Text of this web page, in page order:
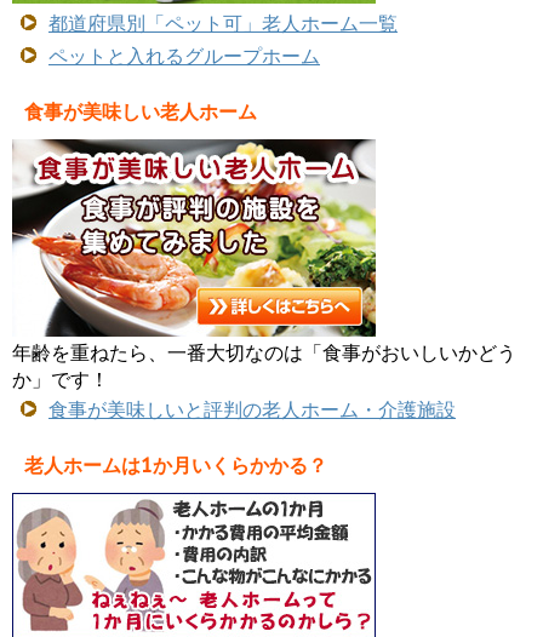
都道府県別「ペット可」老人ホーム一覧
ペットと入れるグループホーム
食事が美味しい老人ホーム
年齢を重ねたら、一番大切なのは「食事がおいしいかどう
か」です！
食事が美味しいと評判の老人ホーム・介護施設
老人ホームは1か月いくらかかる？